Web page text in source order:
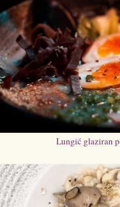
Lungić glaziran